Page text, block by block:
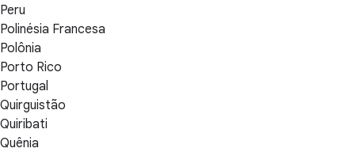
Peru
Polinésia Francesa
Polônia
Porto Rico
Portugal
Quirguistão
Quiribati
Quênia